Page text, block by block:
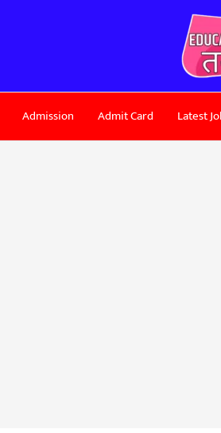
Admission Admit Card Latest